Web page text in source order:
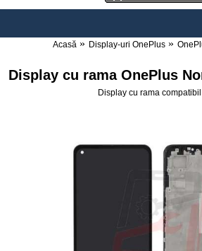
Acasă Display-uri OnePlus
Display cu rama OnePlus
Display cu rama compatibil